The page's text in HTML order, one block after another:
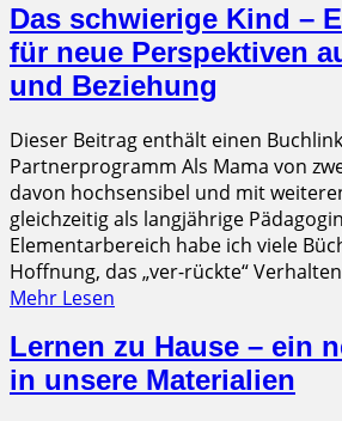
Das schwierige Kind –
für neue Perspektiven
und Beziehung
Dieser Beitrag enthält einen
Partnerprogramm Als Mama von
davon hochsensibel und mit
gleichzeitig als langjährige
Elementarbereich habe ich viele
Hoffnung, das „ver-rückte“
Mehr Lesen
Lernen zu Hause – ein
in unsere Materialien